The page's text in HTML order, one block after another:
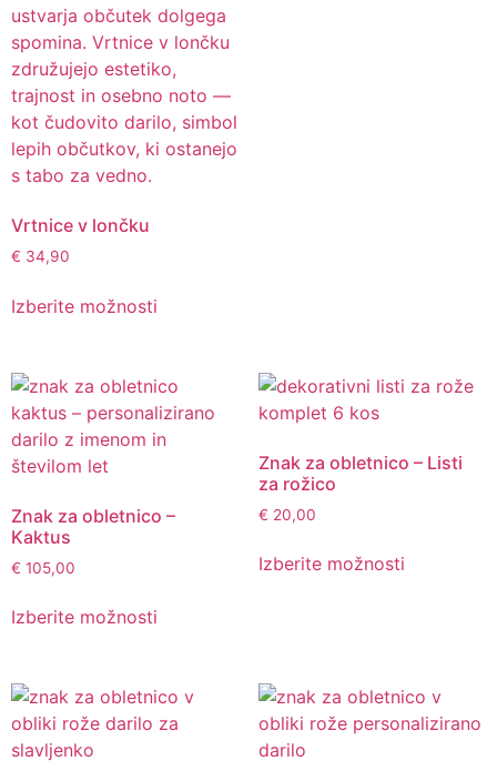
Vrtnice v lončku
€ 34,90
Izberite možnosti
Znak za obletnico –
Kaktus
€ 105,00
Izberite možnosti
Znak za obletnico – Listi
za rožico
€ 20,00
Izberite možnosti